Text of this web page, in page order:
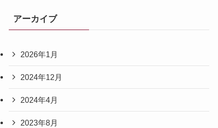
アーカイブ
2026年1月
2024年12月
2024年4月
2023年8月